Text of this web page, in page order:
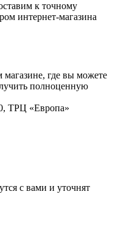
к точному
интернет-магазина
где вы можете
полноценную
ТРЦ «Европа»
с вами и уточнят